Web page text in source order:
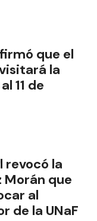
que el
la
11 de
revocó la
Morán que
al
de la UNaF